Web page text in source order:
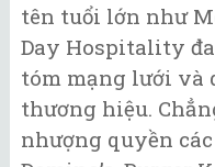
tên tuổi lớn như
Day Hospitality
tóm mạng lưới và
thương hiệu.
nhượng quyền